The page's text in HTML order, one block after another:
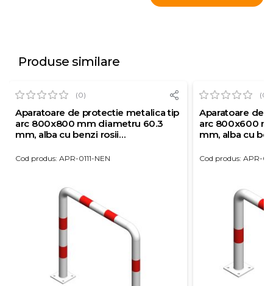
Produse similare
(0)
Aparatoare de protectie metalica tip
arc 800x800 mm diametru 60.3
mm, alba cu benzi rosii
Cod produs: APR-0111-NEN
(0)
Aparatoare de
arc 800x600
mm, alba cu
Cod produs: APR-